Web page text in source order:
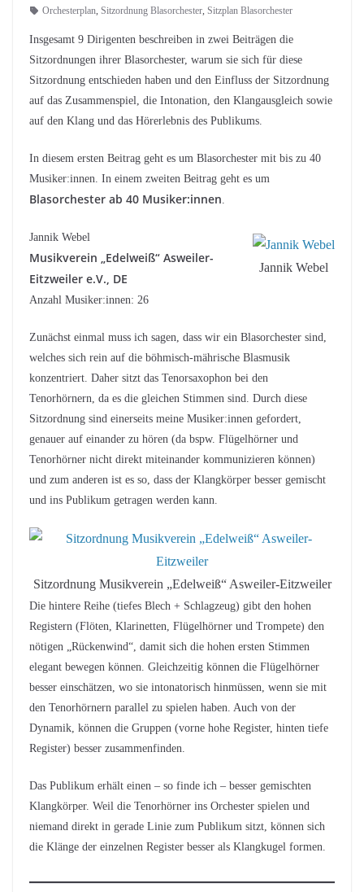
Orchesterplan, Sitzordnung Blasorchester, Sitzplan Blasorchester
Insgesamt 9 Dirigenten beschreiben in zwei Beiträgen die
Sitzordnungen ihrer Blasorchester, warum sie sich für diese
Sitzordnung entschieden haben und den Einfluss der Sitzordnung
auf das Zusammenspiel, die Intonation, den Klangausgleich sowie
auf den Klang und das Hörerlebnis des Publikums.
In diesem ersten Beitrag geht es um Blasorchester mit bis zu 40
Musiker:innen. In einem zweiten Beitrag geht es um
Blasorchester ab 40 Musiker:innen
Jannik Webel
Jannik Webel
Musikverein „Edelweiß“ Asweiler-
Eitzweiler e.V., DE
Anzahl Musiker:innen: 26
Zunächst einmal muss ich sagen, dass wir ein Blasorchester sind,
welches sich rein auf die böhmisch-mährische Blasmusik
konzentriert. Daher sitzt das Tenorsaxophon bei den
Tenorhörnern, da es die gleichen Stimmen sind. Durch diese
Sitzordnung sind einerseits meine Musiker:innen gefordert,
genauer auf einander zu hören (da bspw. Flügelhörner und
Tenorhörner nicht direkt miteinander kommunizieren können)
und zum anderen ist es so, dass der Klangkörper besser gemischt
und ins Publikum getragen werden kann.
Sitzordnung Musikverein „Edelweiß“ Asweiler-Eitzweiler
Die hintere Reihe (tiefes Blech + Schlagzeug) gibt den hohen
Registern (Flöten, Klarinetten, Flügelhörner und Trompete) den
nötigen „Rückenwind“, damit sich die hohen ersten Stimmen
elegant bewegen können. Gleichzeitig können die Flügelhörner
besser einschätzen, wo sie intonatorisch hinmüssen, wenn sie mit
den Tenorhörnern parallel zu spielen haben. Auch von der
Dynamik, können die Gruppen (vorne hohe Register, hinten tiefe
Register) besser zusammenfinden.
Das Publikum erhält einen – so finde ich – besser gemischten
Klangkörper. Weil die Tenorhörner ins Orchester spielen und
niemand direkt in gerade Linie zum Publikum sitzt, können sich
die Klänge der einzelnen Register besser als Klangkugel formen.